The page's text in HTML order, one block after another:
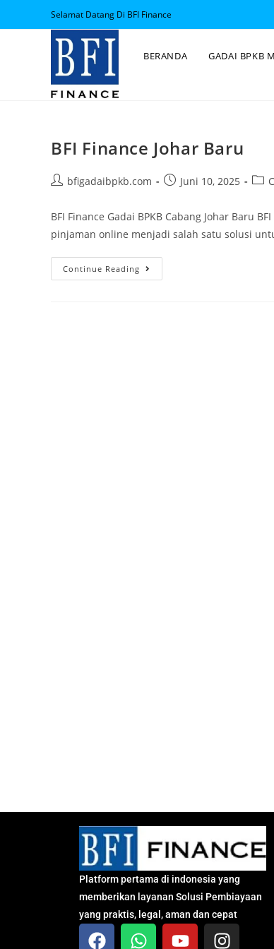
Selamat Datang Di BFI Finance
BERANDA GADAI BPKB
BFI Finance Johar Baru
bfigadaibpkb.com Juni 10, 2025
BFI Finance Gadai BPKB Cabang Johar Baru
pinjaman online menjadi salah satu solusi
Continue Reading
Platform pertama di indonesia yang
memberikan layanan Solusi Pembiayaan
yang praktis, legal, aman dan cepat